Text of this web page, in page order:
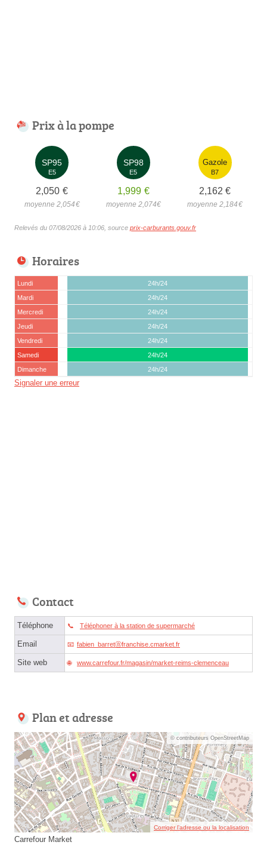
Prix à la pompe
SP95
E5
2,050 €
moyenne 2,054€
SP98
E5
1,999 €
moyenne 2,074€
Gazole
B7
2,162 €
moyenne 2,184€
Relevés du 07/08/2026 à 10:06, source prix-carburants.gouv.fr
Horaires
Lundi
24h/24
Mardi
24h/24
Mercredi
24h/24
Jeudi
24h/24
Vendredi
24h/24
Samedi
24h/24
Dimanche
24h/24
Signaler une erreur
Contact
Téléphone Téléphoner à la station de supermarché
Email fabien_barretⓐfranchise.cmarket.fr
Site web www.carrefour.fr/magasin/market-reims-clemenceau
Plan et adresse
© contributeurs OpenStreetMap
Corriger l’adresse ou la localisation
Carrefour Market